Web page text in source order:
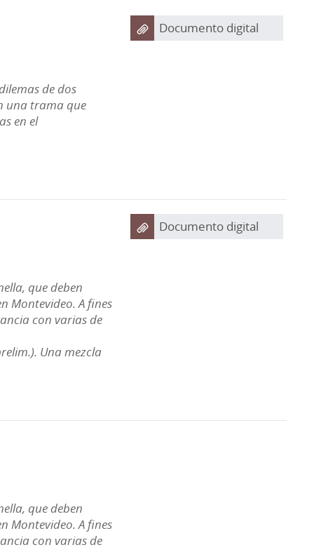
de dos
una trama que
en el
Documento digital
que deben
Montevideo. A fines
con varias de
Una mezcla
Documento digital
que deben
Montevideo. A fines
con varias de